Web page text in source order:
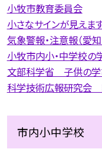
小牧市教育委員会
小さなサインが見えま
気象警報・注意報（愛知
小牧市内小・中学校
文部科学省 子供の学
科学技術広報研究会
市内小中学校